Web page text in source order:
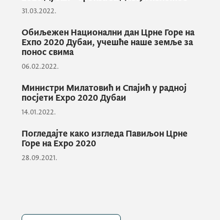
“Након изванредне прославе Националног
дана овдје наExpo 2020, искористили смо
прилику да на Монтенегро Бусинесс
форуму у Дубаију још једном покажемо
који су то разлози због којих би
инвеститори требало да дођу и улажу у
Црну Гору. Овом приликом издвојио сам 10
кључних тачака због којих би требало
директор Агенције за инвестиције и
предсједници општина говорили о свим
секторима и општинама које су повољне за
Велико ми је задовољство што
31.03.2022.
Обиљежен Национални дан Црне Горе на
Еxпо 2020 Дубаи, учешће наше земље за
понос свима
06.02.2022.
Министри Милатовић и Спајић у радној
посјети Expo 2020 Дубаи
14.01.2022.
Погледајте како изгледа Павиљон Црне
Горе на Expo 2020
28.09.2021.